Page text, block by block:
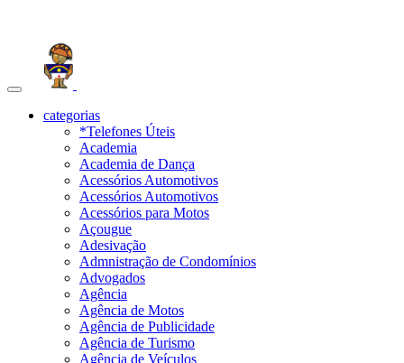
Toggle
navigationcategorias
*Telefones Úteis
Academia
Academia de Dança
Acessórios Automotivos
Acessórios Automotivos
Acessórios para Motos
Açougue
Adesivação
Admnistração de Condomínios
Advogados
Agência
Agência de Motos
Agência de Publicidade
Agência de Turismo
Agência de Veículos